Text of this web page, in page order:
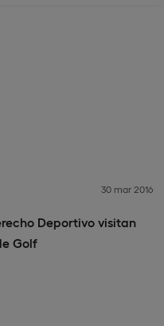
Deportivo visitan
Golf
30 mar 2016